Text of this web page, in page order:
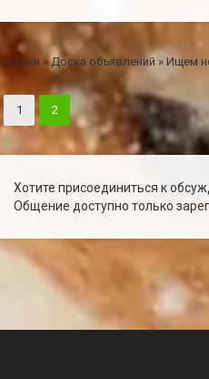
Собаки » Доска объявлений » Ищем
1 2
Хотите присоединиться к
Общение доступно только